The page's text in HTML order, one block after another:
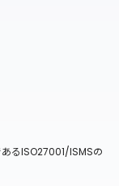
るISO27001/ISMSの